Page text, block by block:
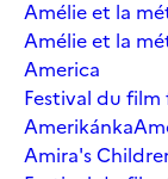
Amélie et la
Amélie et la
America
Festival du
Amerikánka
Amira's